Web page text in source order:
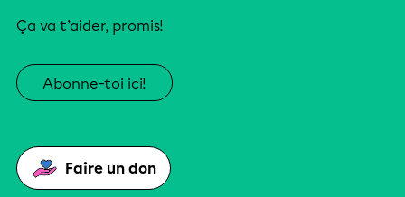
Ça va t’aider, promis!
Abonne-toi ici!
Faire un don